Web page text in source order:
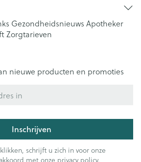
Gezondheidsnieuws Apotheker
Zorgtarieven
nieuwe producten en promoties
Inschrijven
schrijft u zich in voor onze
met onze privacy policy.